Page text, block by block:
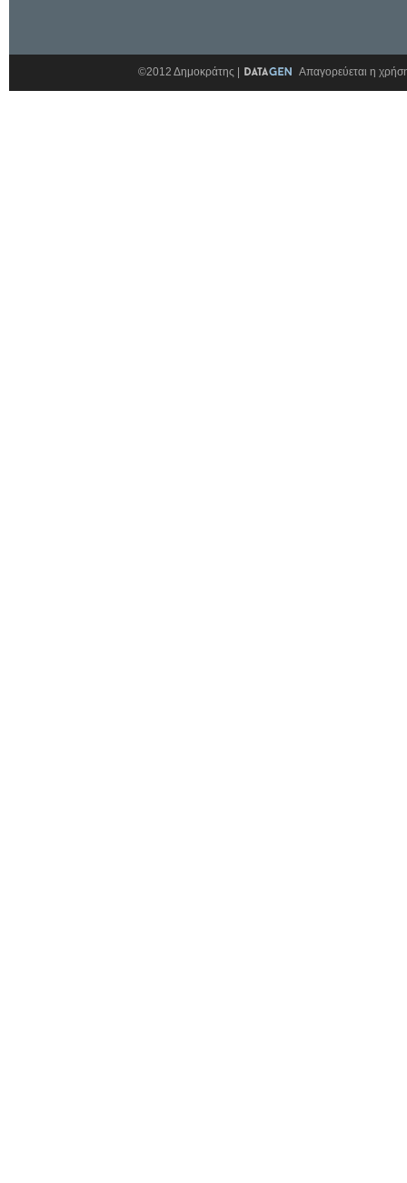
©2012 Δημοκράτης | Απαγορεύεται η